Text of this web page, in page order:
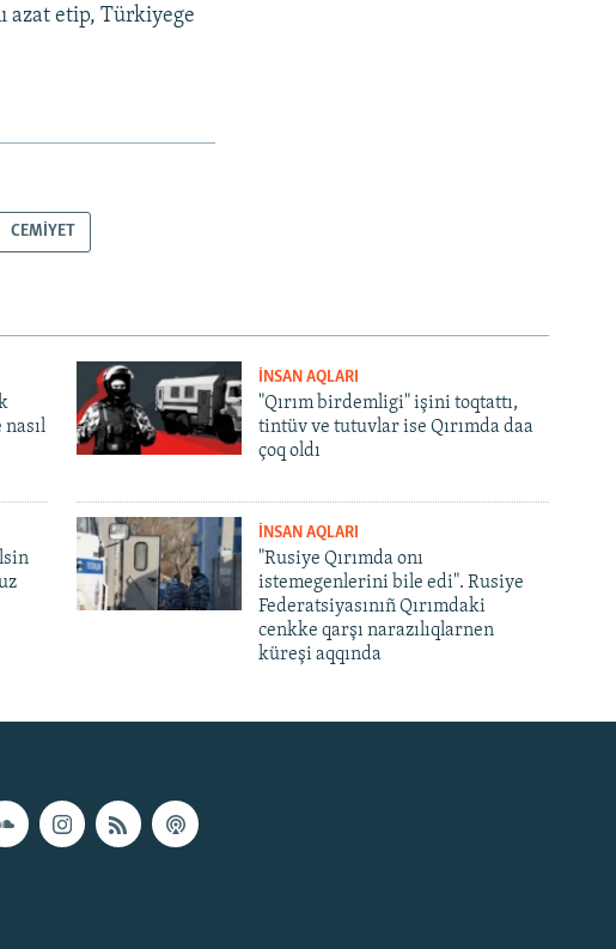
azat etip, Türkiyege
CEMİYET
İNSAN AQLARI
"Qırım birdemligi" işini toqtattı,
tintüv ve tutuvlar ise Qırımda daa
çoq oldı
İNSAN AQLARI
"Rusiye Qırımda onı
istemegenlerini bile edi". Rusiye
Federatsiyasınıñ Qırımdaki
cenkke qarşı narazılıqlarnen
küreşi aqqında